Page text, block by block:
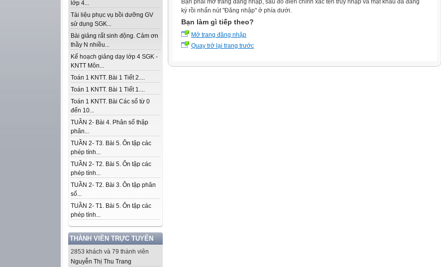
lớp 4...
Tài liệu phục vụ bồi dưỡng GV
sử dụng SGK...
Bài giảng rất sinh động. Cảm ơn
thầy N nhiều...
Kế hoạch giảng dạy lớp 4 SGK -
KNTT Môn...
Toán 1 KNTT. Bài 1 Tiết 2....
Toán 1 KNTT. Bài 1 Tiết 1....
Toán 1 KNTT. Bài Các số từ 0
đến 10...
TUẦN 2- Bài 4. Phân số thập
phân...
TUẦN 2- T3. Bài 5. Ôn tập các
phép tính...
TUẦN 2- T2. Bài 5. Ôn tập các
phép tính...
TUẦN 2- T2. Bài 3. Ôn tập phân
số...
TUẦN 2- T1. Bài 5. Ôn tập các
phép tính...
THÀNH VIÊN TRỰC TUYẾN
2853 khách và 79 thành viên
Nguyễn Thị Thu Trang
Bạn phải mở trang đăng nhập, sau đó điền chính xác tên truy nhập và mật khẩu đã đăng
ký rồi nhấn nút "Đăng nhập" ở phía dưới.
Bạn làm gì tiếp theo?
Mở trang đăng nhập
Quay trở lại trang trước